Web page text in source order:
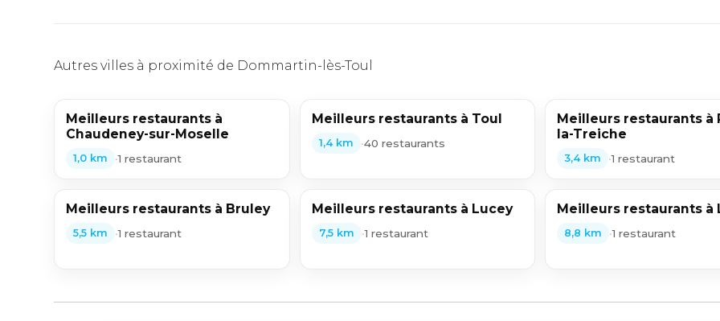
Autres villes à proximité de Dommartin-lès-Toul
Meilleurs restaurants à
Chaudeney-sur-Moselle
1,0 km •1 restaurant
Meilleurs restaurants à Toul
1,4 km •40 restaurants
Meilleurs restaurants à
la-Treiche
3,4 km •1 restaurant
Meilleurs restaurants à Bruley
5,5 km •1 restaurant
Meilleurs restaurants à Lucey
7,5 km •1 restaurant
Meilleurs restaurants à
8,8 km •1 restaurant